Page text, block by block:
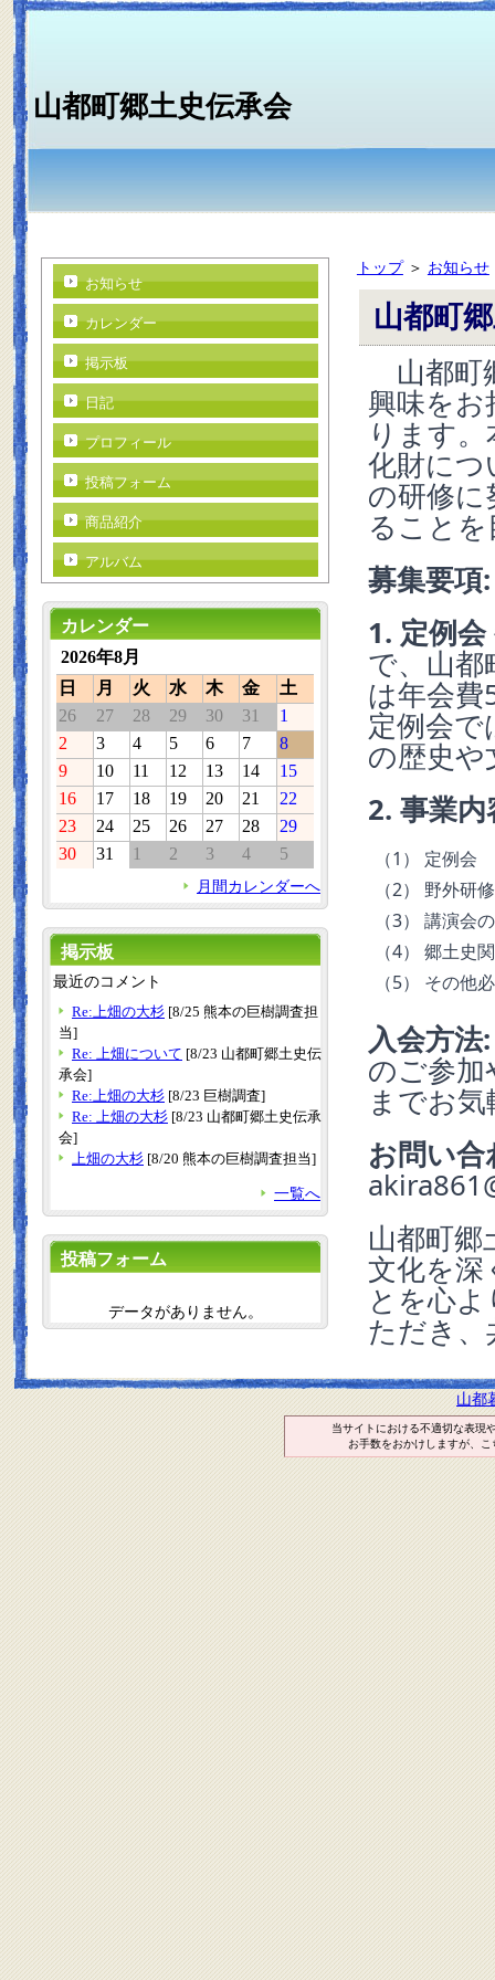
山都町郷土史伝承会
トップ＞ お知らせ
山都町
山都町
興味を
ります
化財につ
の研修
ること
募集要項:
1. 定例会
で、山都
は年会
定例会
の歴史
2. 事業内
（1） 定例会
（2） 野外研
（3） 講演会
（4） 郷土史
（5） その他
入会方法:
のご参加
までお
お問い合
山都町
文化を深
とを心
ただき
お知らせ
カレンダー
掲示板
日記
プロフィール
投稿フォーム
商品紹介
アルバム
カレンダー
2026年8月
日
月 火 水 木 金
土
26
27 28 29 30 31
1
2
3 4 5 6 7
8
9
10 11 12 13 14
15
16
17 18 19 20 21
22
23
24 25 26 27 28
29
30
31 1 2 3 4 5
月間カレンダーへ
掲示板
最近のコメント
Re:上畑の大杉 [8/25 熊本の巨樹調査担
当]
Re: 上畑について [8/23 山都町郷土史伝
承会]
Re:上畑の大杉 [8/23 巨樹調査]
Re: 上畑の大杉 [8/23 山都町郷土史伝承
会]
上畑の大杉 [8/20 熊本の巨樹調査担当]
一覧へ
投稿フォーム
データがありません。
山都
当サイトにおける不適切な表現
お手数をおかけしますが、こ